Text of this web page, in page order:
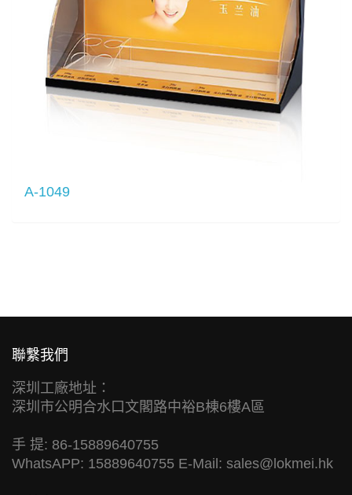
A-1049
聯繫我們
深圳工廠地址：
深圳市公明合水口文閣路中裕B棟6樓A區
手 提: 86-15889640755
WhatsAPP: 15889640755 E-Mail: sales@lokmei.hk